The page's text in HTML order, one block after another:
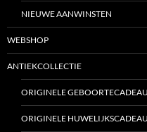
NIEUWE AANWINSTEN
WEBSHOP
ANTIEKCOLLECTIE
ORIGINELE
ORIGINELE